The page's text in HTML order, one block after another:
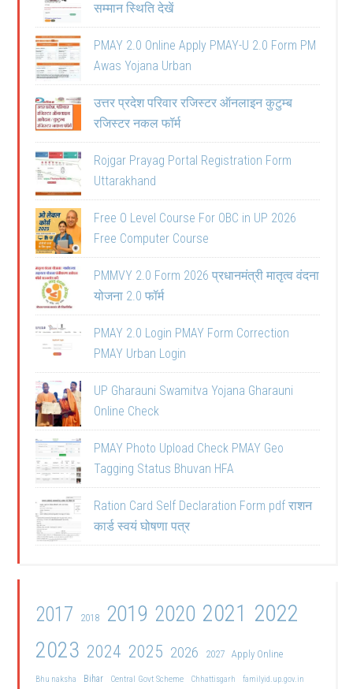
सम्मान स्थिति देखें
PMAY 2.0 Online Apply PMAY-U 2.0 Form PM
Awas Yojana Urban
उत्तर प्रदेश परिवार रजिस्टर ऑनलाइन कुटुम्ब
रजिस्टर नकल फॉर्म
Rojgar Prayag Portal Registration Form
Uttarakhand
Free O Level Course For OBC in UP 2026
Free Computer Course
PMMVY 2.0 Form 2026 प्रधानमंत्री मातृत्व वंदना
योजना 2.0 फॉर्म
PMAY 2.0 Login PMAY Form Correction
PMAY Urban Login
UP Gharauni Swamitva Yojana Gharauni
Online Check
PMAY Photo Upload Check PMAY Geo
Tagging Status Bhuvan HFA
Ration Card Self Declaration Form pdf राशन
कार्ड स्वयं घोषणा पत्र
2017 2018 2019 2020 2021 2022
2023 2024 2025 2026 2027 Apply Online
Bhu naksha Bihar Central Govt Scheme Chhattisgarh familyid.up.gov.in